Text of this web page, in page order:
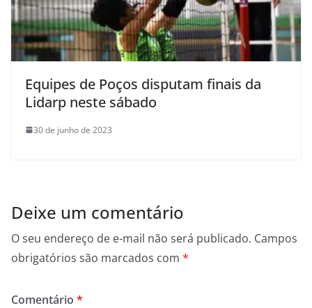
Equipes de Poços disputam finais da
Lidarp neste sábado
30 de junho de 2023
Deixe um comentário
O seu endereço de e-mail não será publicado. Campos
obrigatórios são marcados com *
Comentário *